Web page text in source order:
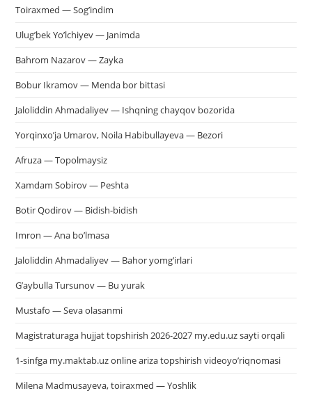
Toiraxmed — Sog’indim
Ulug’bek Yo’lchiyev — Janimda
Bahrom Nazarov — Zayka
Bobur Ikramov — Menda bor bittasi
Jaloliddin Ahmadaliyev — Ishqning chayqov bozorida
Yorqinxo’ja Umarov, Noila Habibullayeva — Bezori
Afruza — Topolmaysiz
Xamdam Sobirov — Peshta
Botir Qodirov — Bidish-bidish
Imron — Ana bo’lmasa
Jaloliddin Ahmadaliyev — Bahor yomg’irlari
G’aybulla Tursunov — Bu yurak
Mustafo — Seva olasanmi
Magistraturaga hujjat topshirish 2026-2027 my.edu.uz sayti orqali
1-sinfga my.maktab.uz online ariza topshirish videoyo’riqnomasi
Milena Madmusayeva, toiraxmed — Yoshlik